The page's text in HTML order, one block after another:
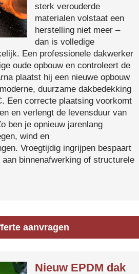
sterk verouderde
materialen volstaat een
herstelling niet meer –
dan is volledige
Een professionele dakwerker
oude opbouw en controleert de
plaatst hij een nieuwe opbouw
duurzame dakbedekking
Een correcte plaatsing voorkomt
en verlengt de levensduur van
ben je opnieuw jarenlang
wind en
Vroegtijdig ingrijpen bespaart
binnenafwerking of structurele
aanvragen
Nieuw EPDM dak